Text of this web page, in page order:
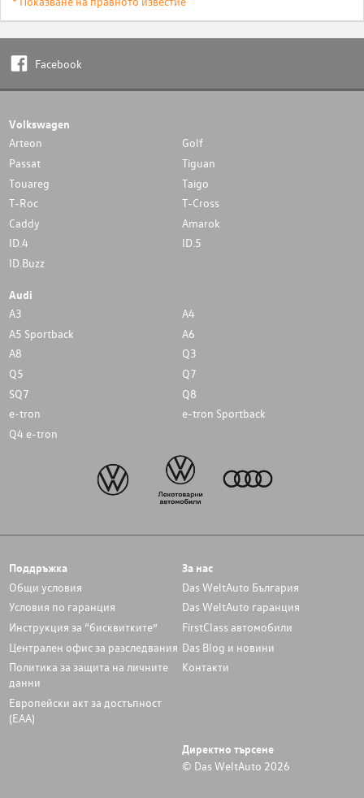
Facebook
Volkswagen
Arteon
Golf
Passat
Tiguan
Touareg
Taigo
T-Roc
T-Cross
Caddy
Amarok
ID.4
ID.5
ID.Buzz
Audi
A3
A4
A5 Sportback
A6
A8
Q3
Q5
Q7
SQ7
Q8
e-tron
e-tron Sportback
Q4 e-tron
Поддръжка
Общи условия
Условия по гаранция
Инструкция за “бисквитките”
Централен офис за разследвания
Политика за защита на личните
данни
Европейски акт за достъпност
(ЕАА)
За нас
Das WeltAuto България
Das WeltAuto гаранция
FirstClass автомобили
Das Blog и новини
Контакти
Директно търсене
© Das WeltAuto 2026